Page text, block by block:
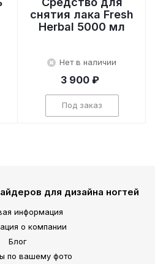
снятия лака Fresh
Herbal 5000 мл
Нет в наличии
3 900 ₽
Под заказ
для дизайна ногтей
информация
о компании
Блог
по вашему фото